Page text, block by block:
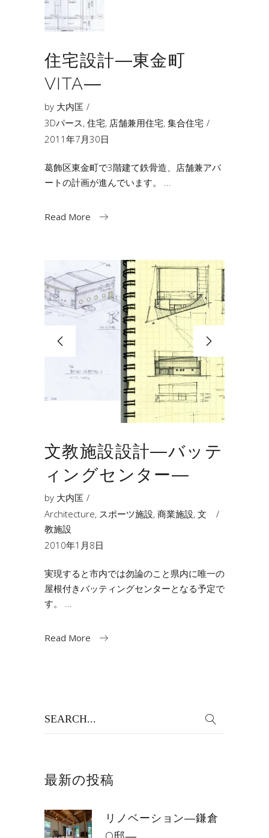
住宅設計―東金町
VITA―
by 大内匡
3Dパース, 住宅, 店舗兼用住宅, 集合住宅
2011年7月30日
葛飾区東金町で3階建て鉄骨造、店舗兼アパ
ートの計画が進んでいます。
Read More
文教施設設計―バッテ
ィングセンター―
by 大内匡
Architecture, スポーツ施設, 商業施設, 文
教施設
2010年1月8日
実現すると市内では勿論のこと県内に唯一の
屋根付きバッティングセンターとなる予定で
す。
Read More
最新の投稿
リノベーション―鎌倉